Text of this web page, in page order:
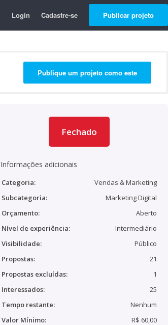
Login Cadastre-se Publicar projeto
Publique um projeto como este
Fechado
Informações adicionais
Categoria:
Vendas & Marketing
Subcategoria:
Marketing Digital
Orçamento:
Aberto
Nível de experiência:
Intermediário
Visibilidade:
Público
Propostas:
21
Propostas excluídas:
1
Interessados:
25
Tempo restante:
Nenhum
Valor Mínimo:
R$ 60,00